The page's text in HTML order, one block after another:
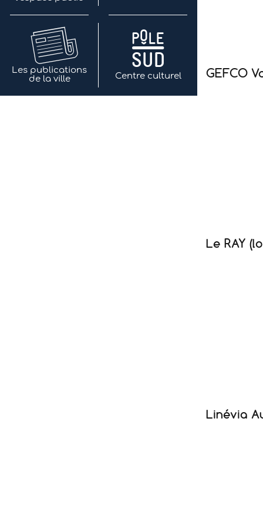
GEFCO
Le RAY
Linévia
Les publications
de la ville
Centre culturel